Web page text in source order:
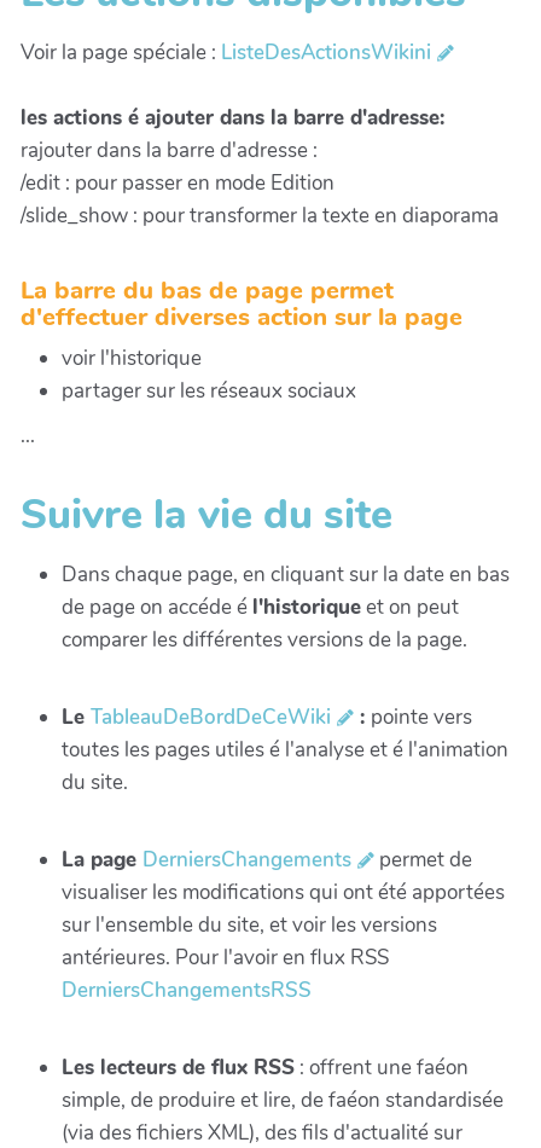
Voir la page spéciale : ListeDesActionsWikini
les actions é ajouter dans la barre d'adresse:
rajouter dans la barre d'adresse :
/edit : pour passer en mode Edition
/slide_show : pour transformer la texte en diaporama
La barre du bas de page permet
d'effectuer diverses action sur la page
voir l'historique
partager sur les réseaux sociaux
...
Suivre la vie du site
Dans chaque page, en cliquant sur la date en bas
de page on accéde é l'historiqueet on peut
comparer les différentes versions de la page.
Le TableauDeBordDeCeWiki : pointe vers
toutes les pages utiles é l'analyse et é l'animation
du site.
La page DerniersChangements
permet de
visualiser les modifications qui ont été apportées
sur l'ensemble du site, et voir les versions
antérieures. Pour l'avoir en flux RSS
DerniersChangementsRSS
Les lecteurs de flux RSS : offrent une faéon
simple, de produire et lire, de faéon standardisée
(via des fichiers XML), des fils d'actualité sur